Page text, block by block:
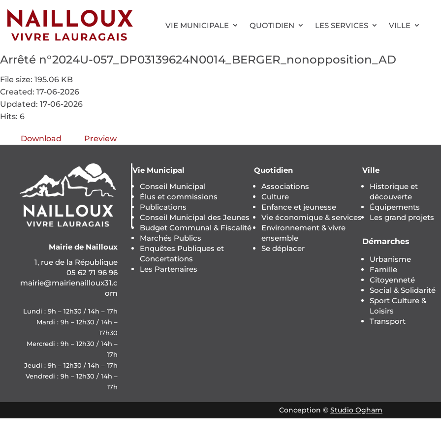
VIE MUNICIPALE QUOTIDIEN LES SERVICES VILLE
Arrêté n°2024U-057_DP03139624N0014_BERGER_nonopposition_AD
File size: 195.06 KB
Created: 17-06-2026
Updated: 17-06-2026
Hits: 6
Download Preview
Mairie de Nailloux
1, rue de la République
05 62 71 96 96
mairie@mairienailloux31.c
om
Lundi : 9h – 12h30 / 14h – 17h
Mardi : 9h – 12h30 / 14h –
17h30
Mercredi : 9h – 12h30 / 14h –
17h
Jeudi : 9h – 12h30 / 14h – 17h
Vendredi : 9h – 12h30 / 14h –
17h
Vie Municipal
Conseil Municipal
Élus et commissions
Publications
Conseil Municipal des Jeunes
Budget Communal & Fiscalité
Marchés Publics
Enquêtes Publiques et
Concertations
Les Partenaires
Quotidien
Associations
Culture
Enfance et jeunesse
Vie économique & services
Environnement & vivre
ensemble
Se déplacer
Ville
Historique et
découverte
Équipements
Les grand projets
Démarches
Urbanisme
Famille
Citoyenneté
Social & Solidarité
Sport Culture &
Loisirs
Transport
Conception © Studio Ogham